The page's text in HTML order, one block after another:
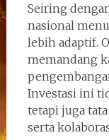
Seiring
nasional
lebih adaptif.
memandang
Investasi ini
tetapi juga
serta